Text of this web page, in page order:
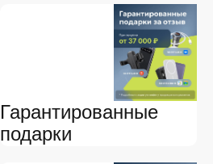
Гарантированные
подарки